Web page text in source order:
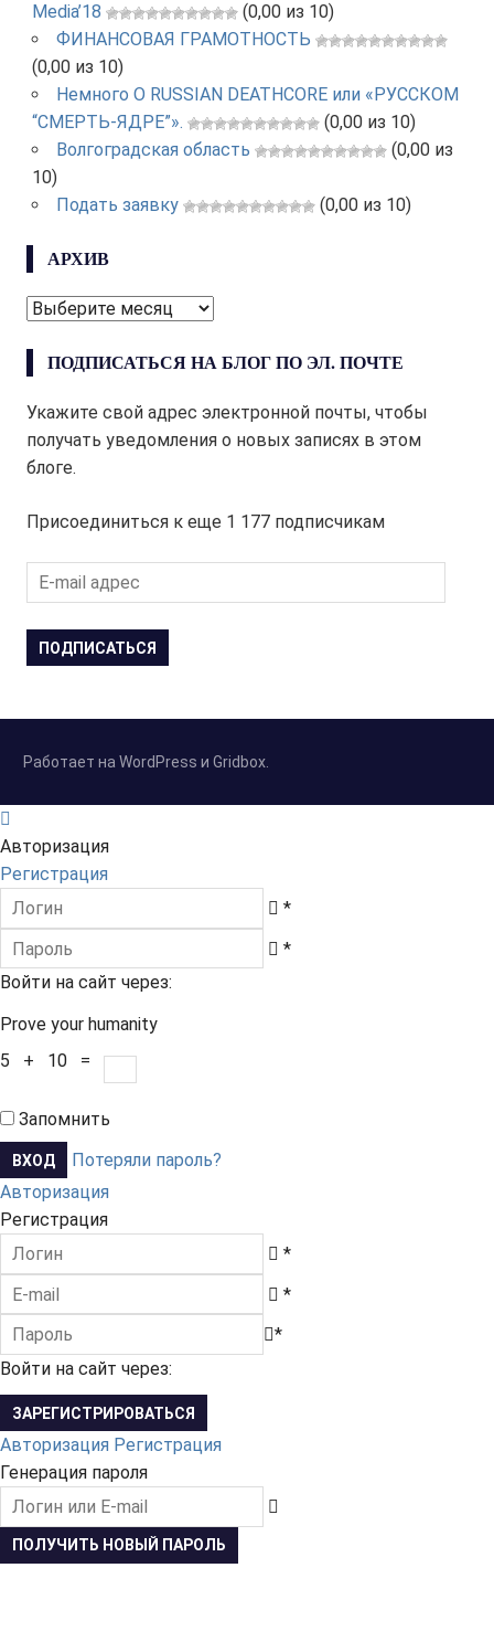
Media’18
(0,00 из 10)
ФИНАНСОВАЯ ГРАМОТНОСТЬ
(0,00 из 10)
Немного О RUSSIAN DEATHCORE или «РУССКОМ
“СМЕРТЬ-ЯДРЕ”».
(0,00 из 10)
Волгоградская область
(0,00 из
10)
Подать заявку
(0,00 из 10)
АРХИВ
АРХИВ
ПОДПИСАТЬСЯ НА БЛОГ ПО ЭЛ. ПОЧТЕ
Укажите свой адрес электронной почты, чтобы
получать уведомления о новых записях в этом
блоге.
Присоединиться к еще 1 177 подписчикам
-
m
l
д
с
Работает на WordPress и Gridbox.
Авторизация
Регистрация
*
*
Войти на сайт через:
Prove your humanity
5 + 10 =
Запомнить
Потеряли пароль?
Авторизация
Регистрация
*
*
*
Войти на сайт через:
Авторизация Регистрация
Генерация пароля